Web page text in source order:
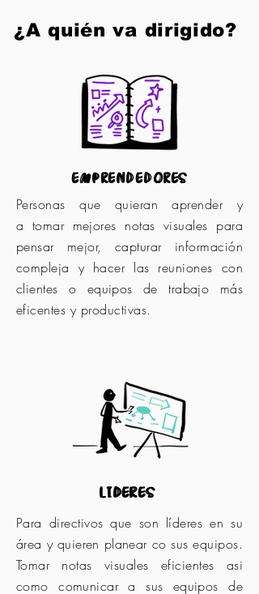
¿A quién va dirigido?
emprendedores
Personas que quieran aprender y
a tomar mejores notas visuales para
pensar mejor, capturar información
compleja y hacer las reuniones con
clientes o equipos de trabajo más
eficentes y productivas.
lideres
Para directivos que son líderes en su
área y quieren planear co sus equipos.
Tomar notas visuales eficientes asi
como comunicar a sus equipos de